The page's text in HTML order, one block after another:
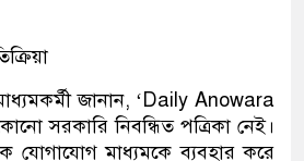
জানান, ‘Daily Anowara
সরকারি নিবন্ধিত পত্রিকা নেই।
যোগাযোগ মাধ্যমকে ব্যবহার করে